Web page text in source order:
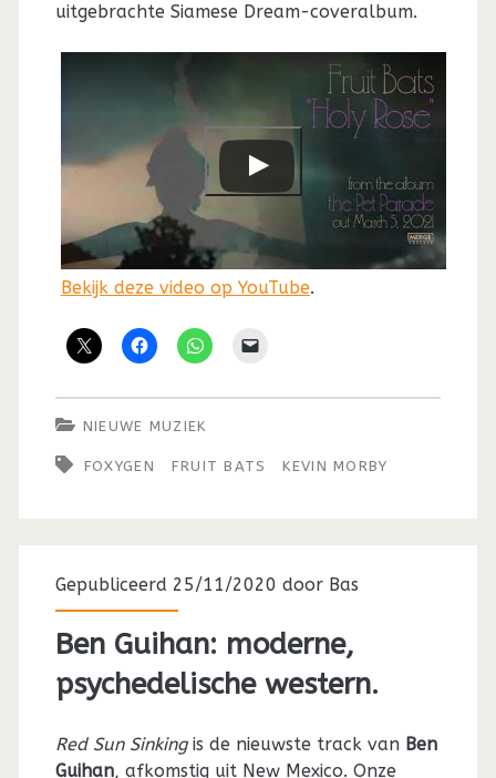
uitgebrachte Siamese Dream-coveralbum.
Bekijk deze video op YouTube.
NIEUWE MUZIEK
FOXYGEN FRUIT BATS KEVIN MORBY
Gepubliceerd 25/11/2020 door Bas
Ben Guihan: moderne,
psychedelische western.
Red Sun Sinkingis de nieuwste track van Ben
Guihan, afkomstig uit New Mexico. Onze